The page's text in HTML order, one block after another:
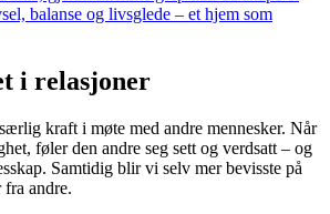
balanse og livsglede – et hjem som
i relasjoner
kraft i møte med andre mennesker. Når
føler den andre seg sett og verdsatt – og
Samtidig blir vi selv mer bevisste på
andre.